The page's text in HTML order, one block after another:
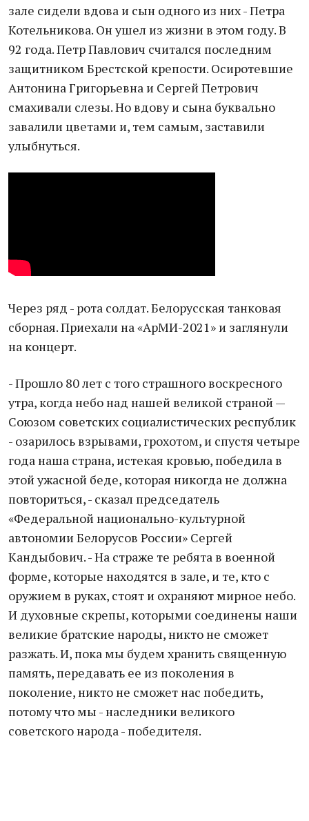
зале сидели вдова и сын одного из них - Петра
Котельникова. Он ушел из жизни в этом году. В
92 года. Петр Павлович считался последним
защитником Брестской крепости. Осиротевшие
Антонина Григорьевна и Сергей Петрович
смахивали слезы. Но вдову и сына буквально
завалили цветами и, тем самым, заставили
улыбнуться.
Через ряд - рота солдат. Белорусская танковая
сборная. Приехали на «АрМИ-2021» и заглянули
на концерт.
- Прошло 80 лет с того страшного воскресного
утра, когда небо над нашей великой страной —
Союзом советских социалистических республик
- озарилось взрывами, грохотом, и спустя четыре
года наша страна, истекая кровью, победила в
этой ужасной беде, которая никогда не должна
повториться, - сказал председатель
«Федеральной национально-культурной
автономии Белорусов России» Сергей
Кандыбович. - На страже те ребята в военной
форме, которые находятся в зале, и те, кто с
оружием в руках, стоят и охраняют мирное небо.
И духовные скрепы, которыми соединены наши
великие братские народы, никто не сможет
разжать. И, пока мы будем хранить священную
память, передавать ее из поколения в
поколение, никто не сможет нас победить,
потому что мы - наследники великого
советского народа - победителя.